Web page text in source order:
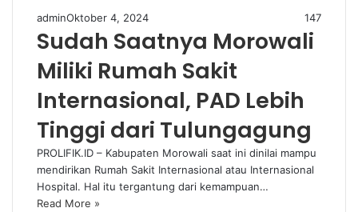
adminOktober 4, 2024 147
Sudah Saatnya Morowali
Miliki Rumah Sakit
Internasional, PAD Lebih
Tinggi dari Tulungagung
PROLIFIK.ID – Kabupaten Morowali saat ini dinilai mampu
mendirikan Rumah Sakit Internasional atau Internasional
Hospital. Hal itu tergantung dari kemampuan…
Read More »